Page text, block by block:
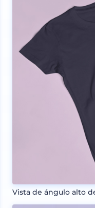
Vista de ángulo alto